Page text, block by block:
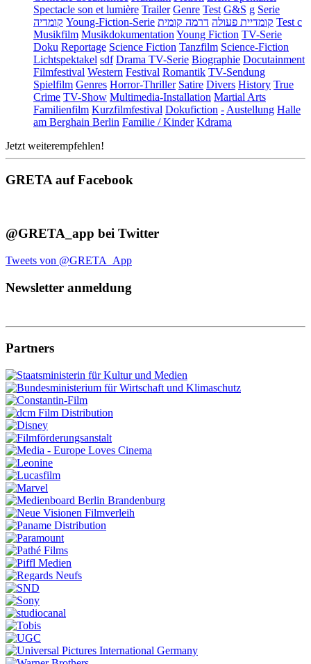
Spectacle son et lumière Trailer Genre Test G&S g Serie
קומדיה Young-Fiction-Serie קומדיית פעולה דרמה קומית
Test c
Musikfilm Musikdokumentation Young Fiction TV-Serie
Doku Reportage Science Fiction Tanzfilm Science-Fiction
Lichtspektakel sdf Drama TV-Serie Biographie Docutainment
Filmfestival Western Festival Romantik TV-Sendung
Spielfilm Genres Horror-Thriller Satire Divers History True
Crime TV-Show Multimedia-Installation Martial Arts
Familienfilm Kurzfilmfestival Dokufiction - Austellung Halle
am Berghain Berlin Familie / Kinder Kdrama
Jetzt weiterempfehlen!
GRETA auf Facebook
@GRETA_app bei Twitter
Tweets von @GRETA_App
Newsletter anmeldung
Partners